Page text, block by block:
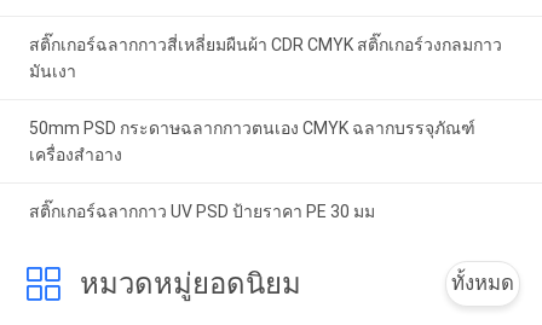
สติ๊กเกอร์ฉลากกาวสี่เหลี่ยมผืนผ้า CDR CMYK สติ๊กเกอร์วงกลมกาว
มันเงา
50mm PSD กระดาษฉลากกาวตนเอง CMYK ฉลากบรรจุภัณฑ์
เครื่องสำอาง
สติ๊กเกอร์ฉลากกาว UV PSD ป้ายราคา PE 30 มม
หมวดหมู่ยอดนิยม ทั้งหมด